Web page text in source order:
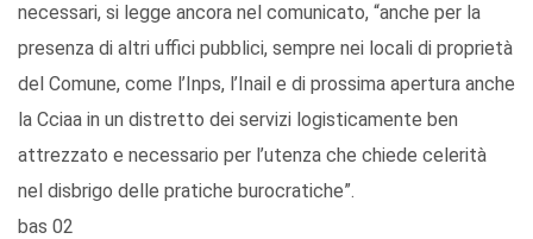
necessari, si legge ancora nel comunicato, “anche per la
presenza di altri uffici pubblici, sempre nei locali di proprietà
del Comune, come l’Inps, l’Inail e di prossima apertura anche
la Cciaa in un distretto dei servizi logisticamente ben
attrezzato e necessario per l’utenza che chiede celerità
nel disbrigo delle pratiche burocratiche”.
bas 02